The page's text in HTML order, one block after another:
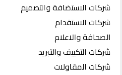
شركات الاستضافة والتصميم
شركات الاستقدام
الصحافة والاعلام
شركات التكييف والتبريد
شركات المقاولات